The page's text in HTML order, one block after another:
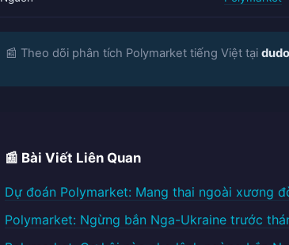
📰 Theo dõi phân tích Polymarket tiếng Việt tại
📰 Bài Viết Liên Quan
Dự đoán Polymarket: Mang thai ngoài xương
Polymarket: Ngừng bắn Nga-Ukraine trước